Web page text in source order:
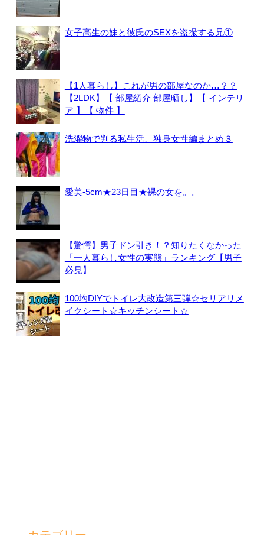
女子高生の妹と彼氏のSEXを盗撮する兄①
【1人暮らし】これが男の部屋なのか…？？
【2LDK】【 部屋紹介 部屋晒し】【 インテリ
ア 】【 物件 】
洗濯物で判る私生活、独身女性編まとめ３
愛美-5cm★23日目★裸の女を。。
【驚愕】男子ドン引き！？知りたくなかった
「一人暮らし女性の実態」ランキング【男子
必見】
100均DIYでトイレ大改造第三弾☆セリアリメ
イクシート☆キッチンシート☆